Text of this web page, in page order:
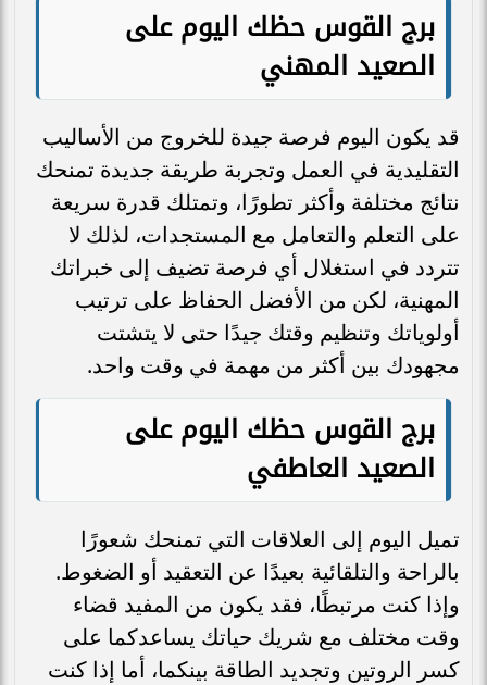
برج القوس حظك اليوم على
الصعيد المهني
قد يكون اليوم فرصة جيدة للخروج من الأساليب
التقليدية في العمل وتجربة طريقة جديدة تمنحك
نتائج مختلفة وأكثر تطورًا، وتمتلك قدرة سريعة
على التعلم والتعامل مع المستجدات، لذلك لا
تتردد في استغلال أي فرصة تضيف إلى خبراتك
المهنية، لكن من الأفضل الحفاظ على ترتيب
أولوياتك وتنظيم وقتك جيدًا حتى لا يتشتت
مجهودك بين أكثر من مهمة في وقت واحد.
برج القوس حظك اليوم على
الصعيد العاطفي
تميل اليوم إلى العلاقات التي تمنحك شعورًا
بالراحة والتلقائية بعيدًا عن التعقيد أو الضغوط.
وإذا كنت مرتبطًا، فقد يكون من المفيد قضاء
وقت مختلف مع شريك حياتك يساعدكما على
كسر الروتين وتجديد الطاقة بينكما، أما إذا كنت